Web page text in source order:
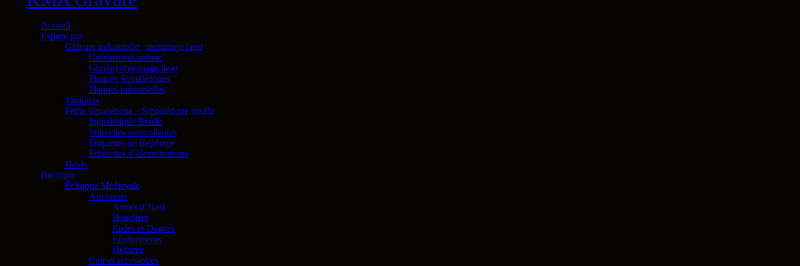
Accueil
Espace pro
Gravure industrielle , marquage laser
Gravure mécanique
Gravure/marquage laser
Plaques Signalétiques
Plaques industrielles
Tampons
Petite signalétique – Signalétique braille
Signalétique Braille
Etiquettes autocollantes
Étiquettes de Repérage
Etiquettes d’identifications
Devis
Boutique
Échoppe Médiévale
Armurerie
Armes d’Hast
Boucliers
Épées et Dagues
Equipements
Heaume
Cuir et accessoires